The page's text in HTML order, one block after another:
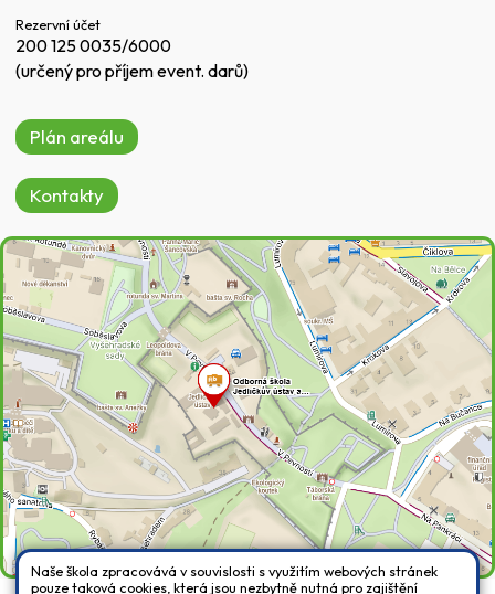
Rezervní účet
200 125 0035/6000
(určený pro příjem event. darů)
Plán areálu
Kontakty
Naše škola zpracovává v souvislosti s využitím webových stránek
pouze taková cookies, která jsou nezbytně nutná pro zajištění